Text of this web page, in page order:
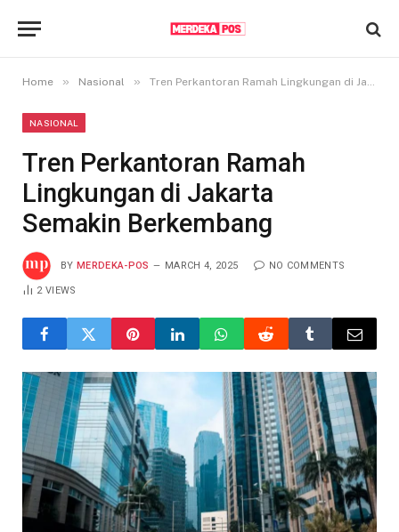
Home » Nasional » Tren Perkantoran Ramah Lingkungan di Jakarta Semakin Berkembang
NASIONAL
Tren Perkantoran Ramah
Lingkungan di Jakarta
Semakin Berkembang
BY MERDEKA-POS MARCH 4, 2025 NO COMMENTS
2VIEWS